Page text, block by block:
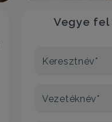
Vegye fel
Keresztnév*
Vezetéknév*